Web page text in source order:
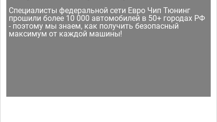
Специалисты федеральной сети Евро Чип Тюнинг
прошили более 10 000 автомобилей в 50+ городах РФ
- поэтому мы знаем, как получить безопасный
максимум от каждой машины!